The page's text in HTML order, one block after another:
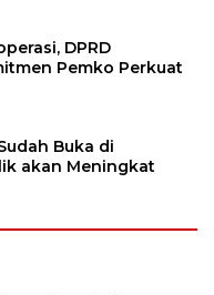
DPRD
Pemko Perkuat
Buka di
akan Meningkat